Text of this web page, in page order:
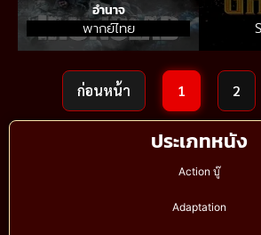
ประเภทหนัง
Action บู๊
Adaptation
อำนาจ
พากย์ไทย
ก่อนหน้า 1 2